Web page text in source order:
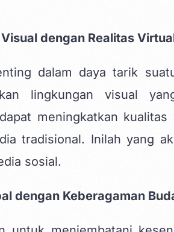
dengan Realitas
dalam daya tarik
lingkungan visual
meningkatkan
tradisional. Inilah yang
sosial.
dengan Keberagaman